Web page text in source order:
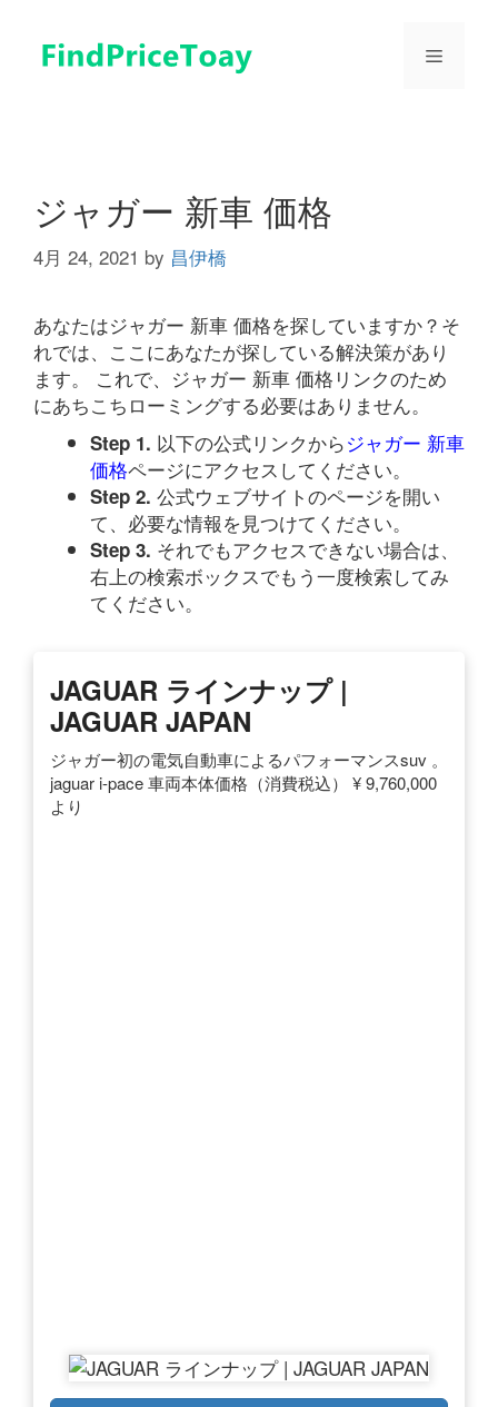
メ
ジャガー 新車 価格
4月 24, 2021 by 昌伊橋
あなたはジャガー 新車 価格を探していますか？そ
れでは、ここにあなたが探している解決策があり
ます。 これで、ジャガー 新車 価格リンクのため
にあちこちローミングする必要はありません。
Step 1. 以下の公式リンクからジャガー 新車
価格ページにアクセスしてください。
Step 2. 公式ウェブサイトのページを開い
て、必要な情報を見つけてください。
Step 3. それでもアクセスできない場合は、
右上の検索ボックスでもう一度検索してみ
てください。
JAGUAR ラインナップ |
JAGUAR JAPAN
ジャガー初の電気自動車によるパフォーマンスsuv 。
jaguar i-pace 車両本体価格（消費税込） ¥ 9,760,000
より